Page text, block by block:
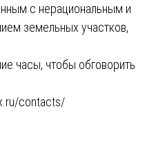
с нерациональным и
земельных участков,
часы, чтобы обговорить
contacts/